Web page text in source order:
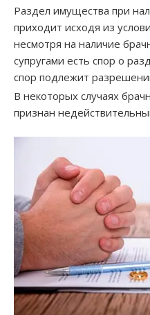
Раздел имущества при
приходит исходя из
несмотря на наличие
супругами есть спор о
спор подлежит
В некоторых случаях
признан